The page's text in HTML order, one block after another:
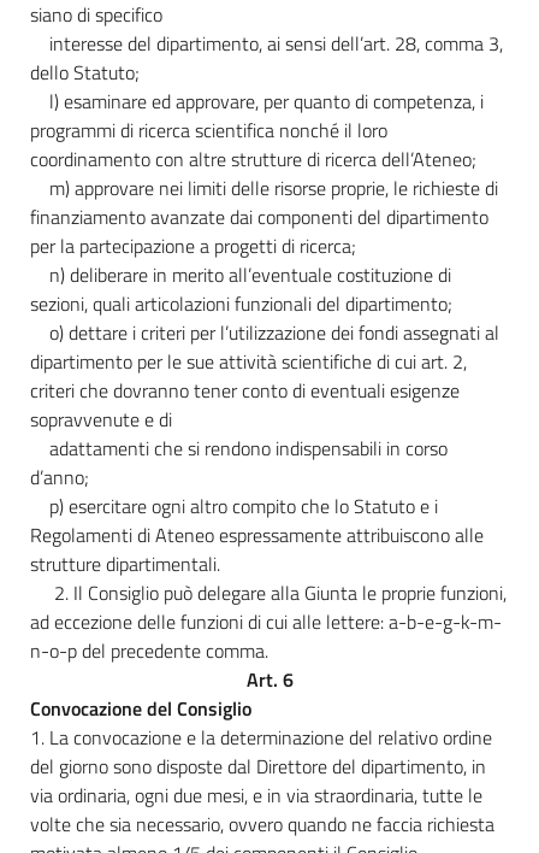
siano di specifico
interesse del dipartimento, ai sensi dell’art. 28, comma 3,
dello Statuto;
l) esaminare ed approvare, per quanto di competenza, i
programmi di ricerca scientifica nonché il loro
coordinamento con altre strutture di ricerca dell’Ateneo;
m) approvare nei limiti delle risorse proprie, le richieste di
finanziamento avanzate dai componenti del dipartimento
per la partecipazione a progetti di ricerca;
n) deliberare in merito all’eventuale costituzione di
sezioni, quali articolazioni funzionali del dipartimento;
o) dettare i criteri per l’utilizzazione dei fondi assegnati al
dipartimento per le sue attività scientifiche di cui art. 2,
criteri che dovranno tener conto di eventuali esigenze
sopravvenute e di
adattamenti che si rendono indispensabili in corso
d’anno;
p) esercitare ogni altro compito che lo Statuto e i
Regolamenti di Ateneo espressamente attribuiscono alle
strutture dipartimentali.
2. Il Consiglio può delegare alla Giunta le proprie funzioni,
ad eccezione delle funzioni di cui alle lettere: a-b-e-g-k-m-
n-o-p del precedente comma.
Art. 6
Convocazione del Consiglio
1. La convocazione e la determinazione del relativo ordine
del giorno sono disposte dal Direttore del dipartimento, in
via ordinaria, ogni due mesi, e in via straordinaria, tutte le
volte che sia necessario, ovvero quando ne faccia richiesta